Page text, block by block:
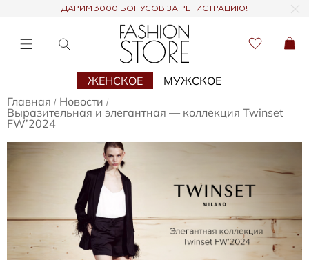
ДАРИМ 3000 БОНУСОВ ЗА РЕГИСТРАЦИЮ!
ЖЕНСКОЕ
МУЖСКОЕ
Главная / Новости /
Выразительная и элегантная — коллекция Twinset
FW’2024